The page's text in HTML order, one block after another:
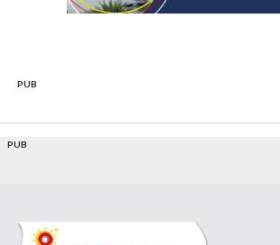
PUB
PUB